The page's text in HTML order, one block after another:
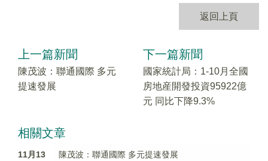
返回上頁
上一篇新聞
陳茂波：聯通國際 多元
提速發展
下一篇新聞
國家統計局：1-10月全國
房地産開發投資95922億
元 同比下降9.3%
相關文章
11月13
陳茂波：聯通國際 多元提速發展